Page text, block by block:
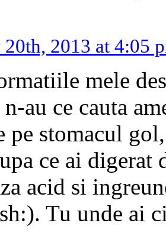
20th, 2013 at 4:05
mele
au ce cauta
pe stomacul
ce ai digerat
acid si
Tu unde ai